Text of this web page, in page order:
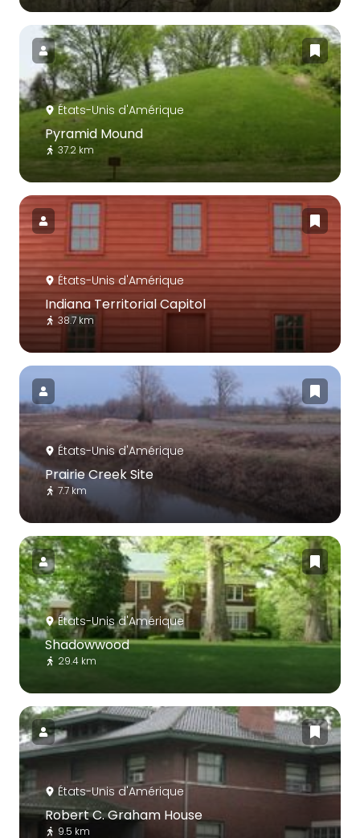
États-Unis d'Amérique
Pyramid Mound
37.2 km
États-Unis d'Amérique
Indiana Territorial Capitol
38.7 km
États-Unis d'Amérique
Prairie Creek Site
7.7 km
États-Unis d'Amérique
Shadowwood
29.4 km
États-Unis d'Amérique
Robert C. Graham House
9.5 km